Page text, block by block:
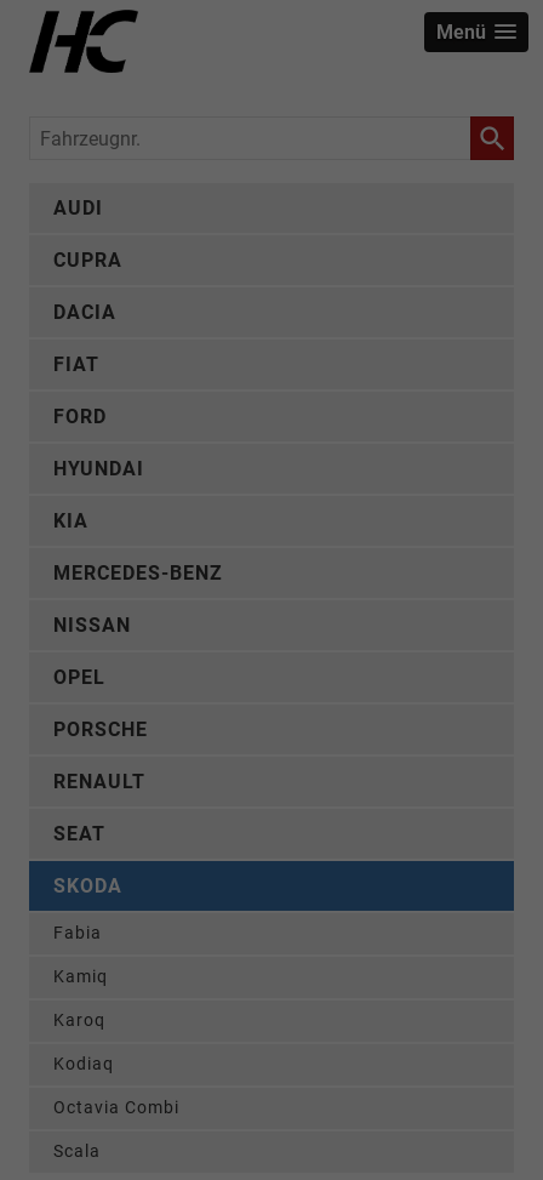
Menü
Fahrzeugnr.
AUDI
CUPRA
DACIA
FIAT
FORD
HYUNDAI
KIA
MERCEDES-BENZ
NISSAN
OPEL
PORSCHE
RENAULT
SEAT
SKODA
Fabia
Kamiq
Karoq
Kodiaq
Octavia Combi
Scala